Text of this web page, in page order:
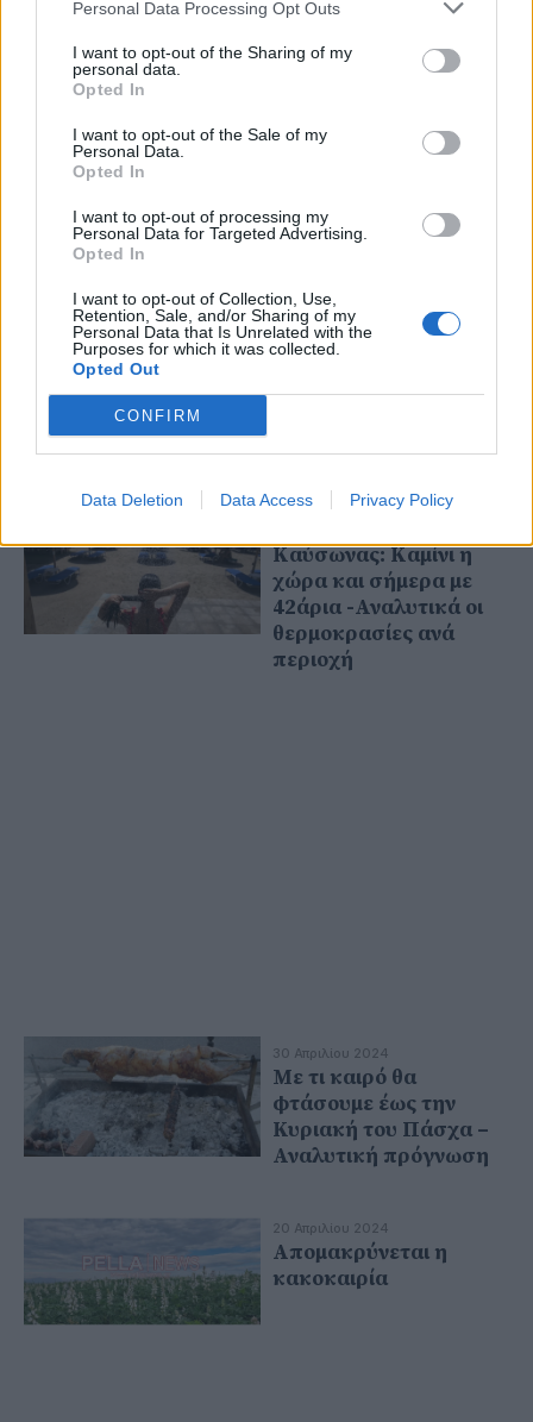
Personal Data Processing Opt Outs
I want to opt-out of the Sharing of my
personal data.
Opted In
I want to opt-out of the Sale of my
Personal Data.
Opted In
I want to opt-out of processing my
Personal Data for Targeted Advertising.
Opted In
I want to opt-out of Collection, Use,
Retention, Sale, and/or Sharing of my
Personal Data that Is Unrelated with the
Purposes for which it was collected.
Opted Out
CONFIRM
Data Deletion Data Access Privacy Policy
19 Ιουλίου 2024
Σαββατοκύριακο
Καύσωνας: Καμίνι η
χώρα και σήμερα με
42άρια -Αναλυτικά οι
θερμοκρασίες ανά
περιοχή
30 Απριλίου 2024
Με τι καιρό θα
φτάσουμε έως την
Κυριακή του Πάσχα –
Αναλυτική πρόγνωση
20 Απριλίου 2024
Απομακρύνεται η
κακοκαιρία